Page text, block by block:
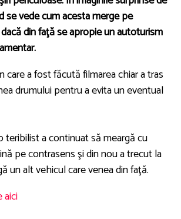
se vede cum acesta merge pe
din faţă se apropie un autoturism
care a fost făcută filmarea chiar a tras
drumului pentru a evita un eventual
teribilist a continuat să meargă cu
pe contrasens şi din nou a trecut la
un alt vehicul care venea din faţă.
aici